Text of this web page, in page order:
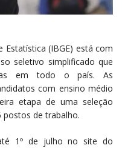
(IBGE) está com
seletivo simplificado que
em todo o país. As
com ensino médio
etapa de uma seleção
postos de trabalho.
1º de julho no site do